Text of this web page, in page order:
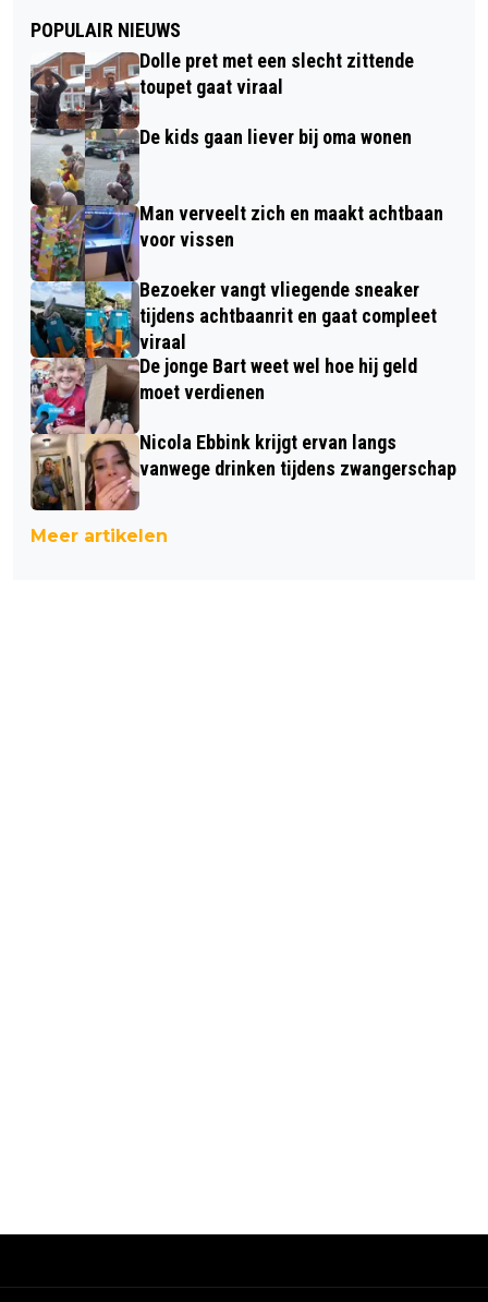
POPULAIR NIEUWS
Dolle pret met een slecht zittende
toupet gaat viraal
De kids gaan liever bij oma wonen
Man verveelt zich en maakt achtbaan
voor vissen
Bezoeker vangt vliegende sneaker
tijdens achtbaanrit en gaat compleet
viraal
De jonge Bart weet wel hoe hij geld
moet verdienen
Nicola Ebbink krijgt ervan langs
vanwege drinken tijdens zwangerschap
Meer artikelen